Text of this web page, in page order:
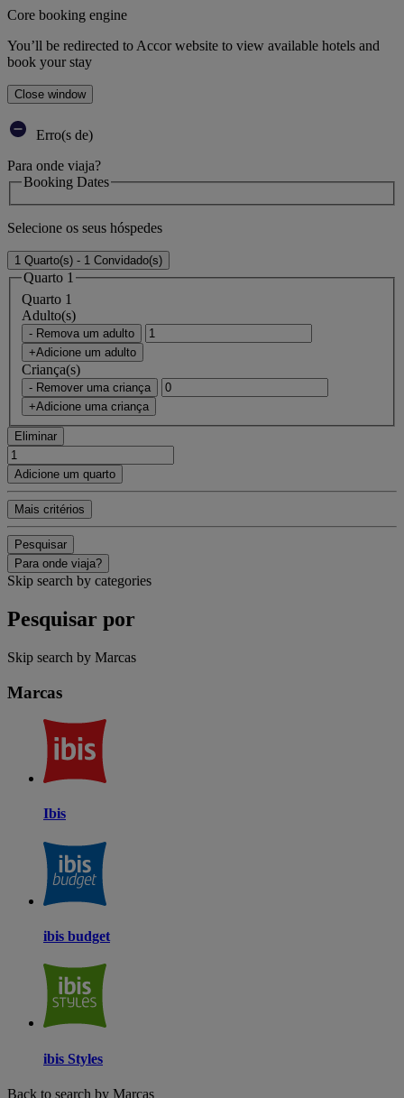
Core booking engine
You’ll be redirected to Accor website to view available hotels and
book your stay
Close window
Erro(s de)
Para onde viaja?
Booking Dates
Selecione os seus hóspedes
1 Quarto(s) - 1 Convidado(s)
Quarto 1
Quarto 1
Adulto(s)
- Remova um adulto
+Adicione um adulto
Criança(s)
- Remover uma criança
+Adicione uma criança
Eliminar
Adicione um quarto
Mais critérios
Pesquisar
Para onde viaja?
Skip search by categories
Pesquisar por
Skip search by Marcas
Marcas
Ibis
ibis budget
ibis Styles
Back to search by Marcas